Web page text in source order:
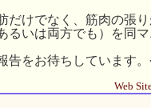
だけでなく、筋肉の張
るいは両方でも）を同
告をお待ちしています
Web